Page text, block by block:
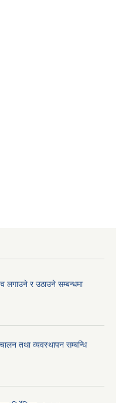
लगाउने र उठाउने सम्बन्धमा
तथा व्यवस्थापन सम्बन्धि